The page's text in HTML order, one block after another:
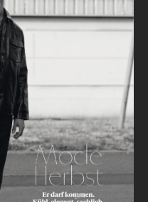
THE GREATEST MAGAZINE